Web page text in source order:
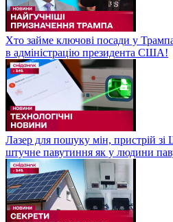
Хто займе ключові посади у
в адміністрацію президента США!
Лазер для пошуку мін, пристрій
штучне павутиння як у людини